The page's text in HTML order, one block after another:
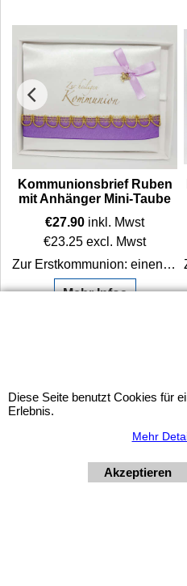
Kommunionsbrief Ruben
mit Anhänger Mini-Taube
€27.90 inkl. Mwst
€23.25 excl. Mwst
Zur Erstkommunion: einen klassischen Kommunionsbrief als Erinnerung an die Erstkommunion verschenken.
Mehr Infos
Diese Seite benutzt Cookies für
Erlebnis.
Mehr
Akzeptieren